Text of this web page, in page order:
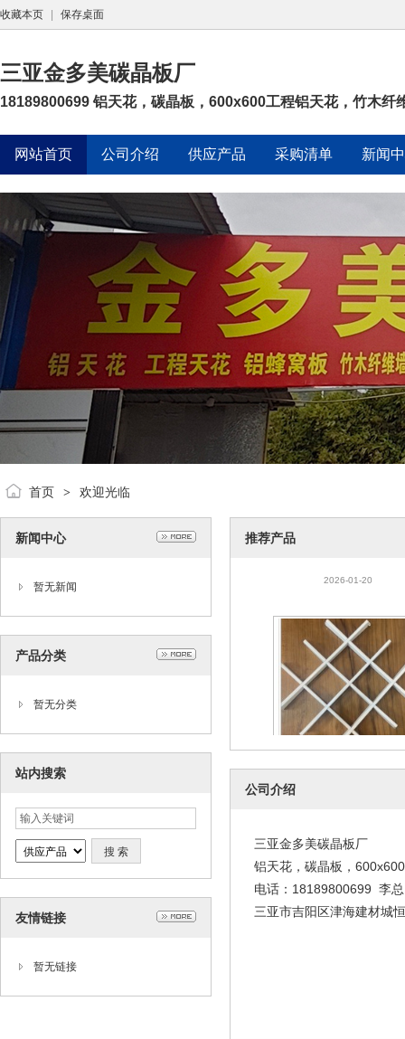
收藏本页 保存桌面
三亚金多美碳晶板厂
18189800699 铝天花，碳晶板，600x600工程铝天花，竹木纤
网站首页 公司介绍 供应产品 采购清单 新闻
诚信档案
首页 > 欢迎光临
新闻中心
暂无新闻
产品分类
暂无分类
站内搜索
友情链接
暂无链接
推荐产品
2026-01-20
公司介绍
三亚金多美碳晶板厂
铝天花，碳晶板，
电话：18189800699 李总
三亚市吉阳区津海建材城